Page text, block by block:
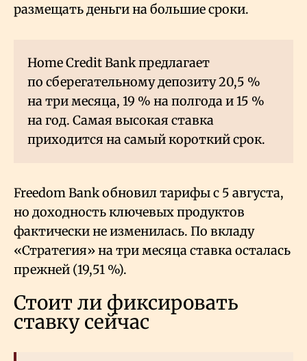
размещать деньги на большие сроки.
Home Credit Bank предлагает
по сберегательному депозиту 20,5 %
на три месяца, 19 % на полгода и 15 %
на год. Самая высокая ставка
приходится на самый короткий срок.
Freedom Bank обновил тарифы с 5 августа,
но доходность ключевых продуктов
фактически не изменилась. По вкладу
«Стратегия» на три месяца ставка осталась
прежней (19,51 %).
Стоит ли фиксировать
ставку сейчас